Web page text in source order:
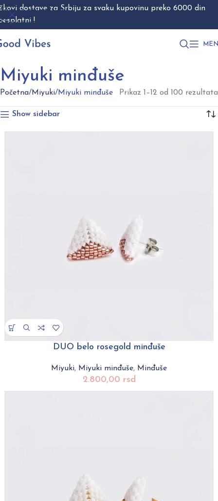
Skip to navigation
Skip to main content
Miyuki minđuše
Početna Miyuki Miyuki minđuše Prikaz 1–12 od 100 rezultata
Show sidebar
DUO belo rosegold minđuše
Miyuki, Miyuki minđuše, Minđuše
2.800,00 rsd
dostave za Srbiju za svaku kupovinu preko 6000 din
!